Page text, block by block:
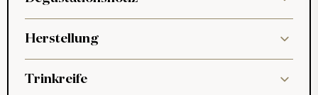
Herstellung
Trinkreife